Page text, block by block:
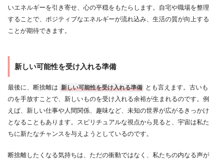
いエネルギーを引き寄せ、心の平穏をもたらします。自宅や職場を整理
することで、ポジティブなエネルギーが流れ込み、生活の質が向上する
ことが期待できます。
新しい可能性を受け入れる準備
最後に、断捨離は 新しい可能性を受け入れる準備 とも言えます。古いも
のを手放すことで、新しいものを受け入れる余裕が生まれるのです。例
えば、新しい仕事や人間関係、趣味など、未知の世界が広がるきっかけ
となることもあります。スピリチュアルな視点から見ると、宇宙は私た
ちに新たなチャンスを与えようとしているのです。
断捨離したくなる気持ちは、ただの衝動ではなく、私たちの内なる声が